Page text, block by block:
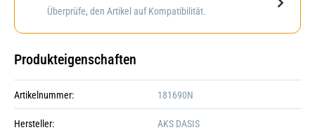
Darstellung kann abweichen
Überprüfe, den Artikel auf Kompatibilität.
Produkteigenschaften
Artikelnummer: 181690N
Hersteller: AKS DASIS